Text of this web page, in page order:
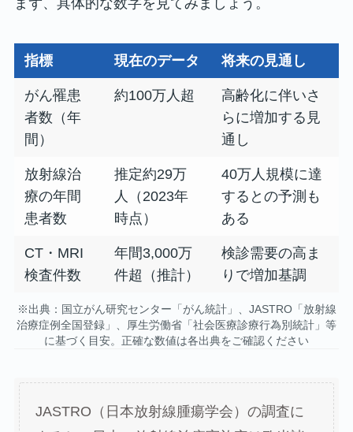
指標 現在のデータ 将来の見通し
がん罹患
者数（年
間）
約100万人超
高齢化に伴いさ
らに増加する見
通し
放射線治
療の年間
患者数
推定約29万
人（2023年
時点）
40万人規模に達
するとの予測も
ある
CT・MRI
検査件数
年間3,000万
件超（推計）
検診需要の高ま
りで増加基調
※出典：国立がん研究センター「がん統計」、JASTRO「放射線
治療症例全国登録」、厚生労働省「社会医療診療行為別統計」等
に基づく目安。正確な数値は各出典をご確認ください
JASTRO（日本放射線腫瘍学会）の調査に